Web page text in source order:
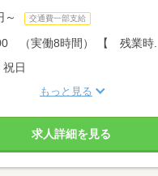
～ 交通費一部支給
（実働8時間） 【 残業時...
日
もっと見る
求人詳細を見る